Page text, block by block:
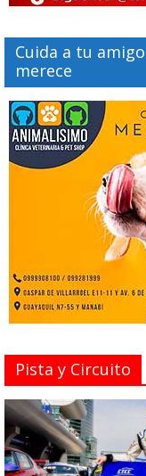
Cuida a tu
merece
Pista y Circuito